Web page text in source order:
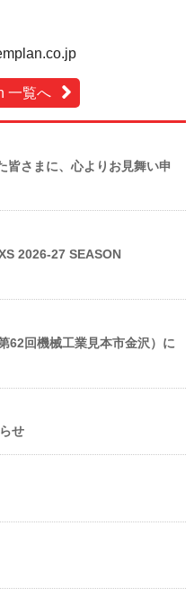
一覧へ
皆さまに、心よりお見舞い申
2026-27 SEASON
回機械工業見本市金沢）に
せ